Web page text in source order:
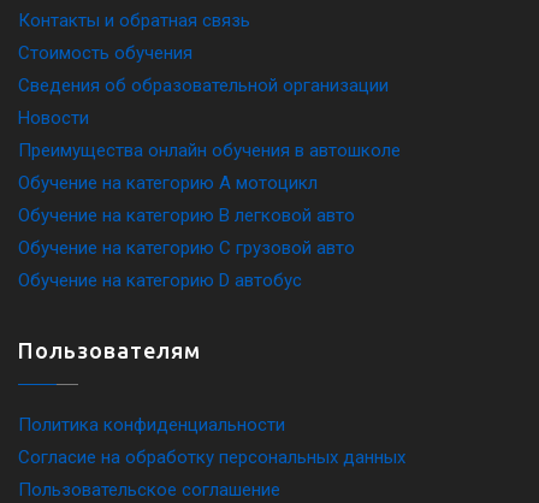
Контакты и обратная связь
Стоимость обучения
Сведения об образовательной организации
Новости
Преимущества онлайн обучения в автошколе
Обучение на категорию A мотоцикл
Обучение на категорию B легковой авто
Обучение на категорию C грузовой авто
Обучение на категорию D автобус
Пользователям
Политика конфиденциальности
Согласие на обработку персональных данных
Пользовательское соглашение